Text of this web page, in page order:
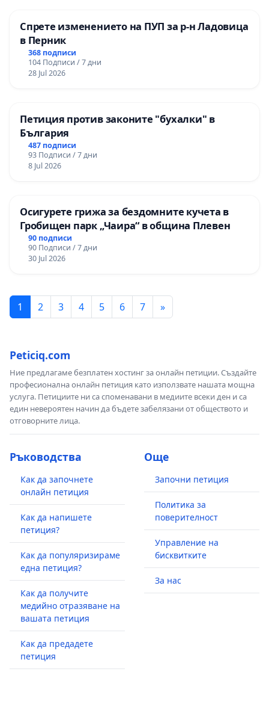
Спрете изменението на ПУП за р-н Ладовица
в Перник
368 подписи
104 Подписи / 7 дни
28 Jul 2026
Петиция против законите "бухалки" в
България
487 подписи
93 Подписи / 7 дни
8 Jul 2026
Осигурете грижа за бездомните кучета в
Гробищен парк „Чаира“ в община Плевен
90 подписи
90 Подписи / 7 дни
30 Jul 2026
1 2 3 4 5 6 7 »
Peticiq.com
Ние предлагаме безплатен хостинг за онлайн петиции. Създайте
професионална онлайн петиция като използвате нашата мощна
услуга. Петициите ни са споменавани в медиите всеки ден и са
един невероятен начин да бъдете забелязани от обществото и
отговорните лица.
Ръководства
Как да започнете
онлайн петиция
Как да напишете
петиция?
Как да популяризираме
една петиция?
Как да получите
медийно отразяване на
вашата петиция
Как да предадете
петиция
Още
Започни петиция
Политика за
поверителност
Управление на
бисквитките
За нас